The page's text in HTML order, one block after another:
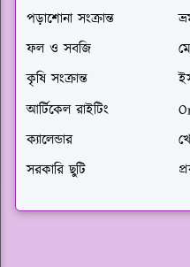
পড়াশোনা সংক্রান্ত
ফল ও সবজি
কৃষি সংক্রান্ত
আর্টিকেল রাইটিং
ক্যালেন্ডার
সরকারি ছুটি